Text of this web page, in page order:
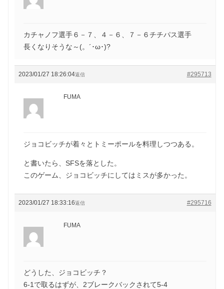
カチャノフ選手６－７、４－６、７－６チチパス選手
長くなりそうな～(。´･ω･)?
2023/01/27 18:26:04 #295713
返信
FUMA
ジョコビッチが着々とトミーポールを料理しつつある。
と書いたら、SFSを落とした。
このゲーム、ジョコビッチにしてはミスが多かった。
2023/01/27 18:33:16 #295716
返信
FUMA
どうした、ジョコビッチ？
6-1で取るはずが、2ブレークバックされて5-4